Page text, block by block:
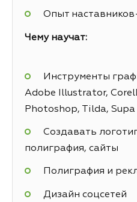
Опыт
Чему научат:
Инструменты
Adobe Illustrator,
Photoshop, Tilda, Supa
Создавать
полиграфия, сайты
Полиграфия и
Дизайн соцсетей